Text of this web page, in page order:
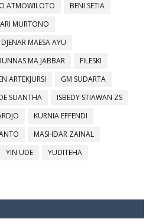
ATMOWILOTO
BENI SETIA
MURTONO
DJENAR MAESA AYU
MA JABBAR
FILESKI
ARTEKJURSI
GM SUDARTA
SUANTHA
ISBEDY STIAWAN ZS
KURNIA EFFENDI
MASHDAR ZAINAL
YIN UDE
YUDITEHA